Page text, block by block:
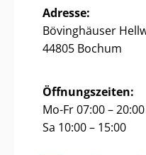
Adresse:
Bövinghäuser
44805 Bochum
Öffnungszeiten:
Mo-Fr 07:00 – 20:00
Sa 10:00 – 15:00